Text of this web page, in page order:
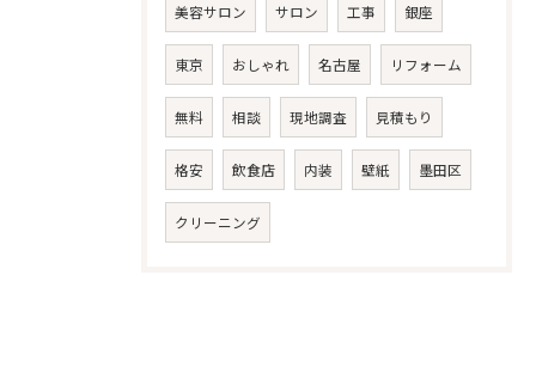
美容サロン サロン 工事 銀座
東京 おしゃれ 名古屋 リフォーム
無料 相談 現地調査 見積もり
格安 飲食店 内装 壁紙 墨田区
クリーニング